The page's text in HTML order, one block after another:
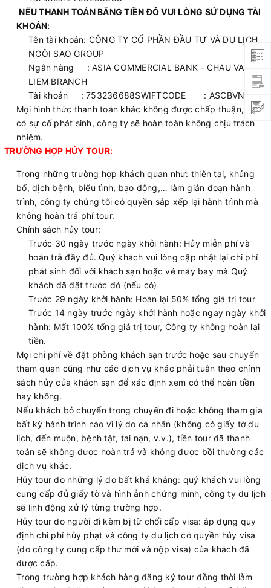
NẾU THANH TOÁN BẰNG TIỀN ĐÔ VUI LÒNG SỬ DỤNG TÀI
KHOẢN:
Tên tài khoản: CÔNG TY CỔ PHẦN ĐẦU TƯ VÀ DU LỊCH
NGÔI SAO GROUP
Ngân hàng : ASIA COMMERCIAL BANK - CHAU VAN
LIEM BRANCH
Tài khoản : 753236688SWIFTCODE : ASCBVNVX
Mọi hình thức thanh toán khác không được chấp thuận, khi
có sự cố phát sinh, công ty sẽ hoàn toàn không chịu trách
nhiệm.
TRƯỜNG HỢP HỦY TOUR:
Trong những trường hợp khách quan như: thiên tai, khủng
bố, dịch bệnh, biểu tình, bạo động,… làm gián đoạn hành
trình, công ty chúng tôi có quyền sắp xếp lại hành trình mà
không hoàn trả phí tour.
Chính sách hủy tour:
Trước 30 ngày trước ngày khởi hành: Hủy miễn phí và
hoàn trả đầy đủ. Quý khách vui lòng cập nhật lại chi phí
phát sinh đối với khách sạn hoặc vé máy bay mà Quý
khách đã đặt trước đó (nếu có)
Trước 29 ngày khởi hành: Hoàn lại 50% tổng giá trị tour
Trước 14 ngày trước ngày khởi hành hoặc ngay ngày khởi
hành: Mất 100% tổng giá trị tour, Công ty không hoàn lại
tiền.
Mọi chi phí về đặt phòng khách sạn trước hoặc sau chuyến
tham quan cũng như các dịch vụ khác phải tuân theo chính
sách hủy của khách sạn để xác định xem có thể hoàn tiền
hay không.
Nếu khách bỏ chuyến trong chuyến đi hoặc không tham gia
bất kỳ hành trình nào vì lý do cá nhân (không có giấy tờ du
lịch, đến muộn, bệnh tật, tai nạn, v.v.), tiền tour đã thanh
toán sẽ không được hoàn trả và không được bồi thường các
dịch vụ khác.
Hủy tour do những lý do bất khả kháng: quý khách vui lòng
cung cấp đủ giấy tờ và hình ảnh chứng minh, công ty du lịch
sẽ linh động xử lý từng trường hợp.
Hủy tour do người đi kèm bị từ chối cấp visa: áp dụng quy
định chi phí hủy phạt và công ty du lịch có quyền hủy visa
(do công ty cung cấp thư mời và nộp visa) của khách đã
được cấp.
Trong trường hợp khách hàng đăng ký tour đồng thời làm